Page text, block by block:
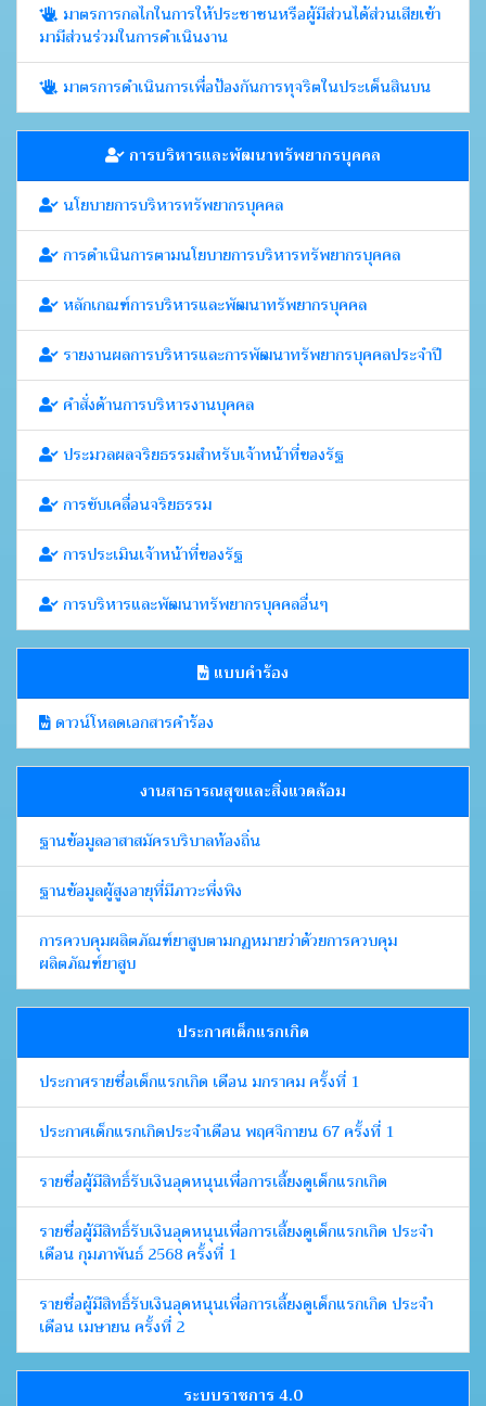
มาตรการกลไกในการให้ประชาชนหรือผู้มีส่วนได้ส่วนเสียเข้า
มามีส่วนร่วมในการดำเนินงาน
มาตรการดำเนินการเพื่อป้องกันการทุจริตในประเด็นสินบน
การบริหารและพัฒนาทรัพยากรบุคคล
นโยบายการบริหารทรัพยากรบุคคล
การดำเนินการตามนโยบายการบริหารทรัพยากรบุคคล
หลักเกณฑ์การบริหารและพัฒนาทรัพยากรบุคคล
รายงานผลการบริหารและการพัฒนาทรัพยากรบุคคลประจำปี
คำสั่งด้านการบริหารงานบุคคล
ประมวลผลจริยธรรมสำหรับเจ้าหน้าที่ของรัฐ
การขับเคลื่อนจริยธรรม
การประเมินเจ้าหน้าที่ของรัฐ
การบริหารและพัฒนาทรัพยากรบุคคลอื่นๆ
แบบคำร้อง
ดาวน์โหลดเอกสารคำร้อง
งานสาธารณสุขและสิ่งแวดล้อม
ฐานข้อมูลอาสาสมัครบริบาลท้องถิ่น
ฐานข้อมูลผู้สูงอายุที่มีภาวะพึ่งพิง
การควบคุมผลิตภัณฑ์ยาสูบตามกฏหมายว่าด้วยการควบคุม
ผลิตภัณฑ์ยาสูบ
ประกาศเด็กแรกเกิด
ประกาศรายชื่อเด็กแรกเกิด เดือน มกราคม ครั้งที่ 1
ประกาศเด็กแรกเกิดประจำเดือน พฤศจิกายน 67 ครั้งที่ 1
รายชื่อผู้มีสิทธิ์รับเงินอุดหนุนเพื่อการเลี้ยงดูเด็กแรกเกิด
รายชื่อผู้มีสิทธิ์รับเงินอุดหนุนเพื่อการเลี้ยงดูเด็กแรกเกิด ประจำ
เดือน กุมภาพันธ์ 2568 ครั้งที่ 1
รายชื่อผู้มีสิทธิ์รับเงินอุดหนุนเพื่อการเลี้ยงดูเด็กแรกเกิด ประจำ
เดือน เมษายน ครั้งที่ 2
ระบบราชการ 4.0